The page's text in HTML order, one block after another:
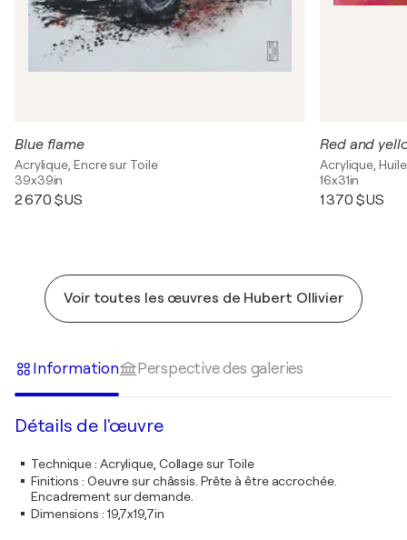
Blue flame
Acrylique, Encre sur Toile
39x39in
2 670 $US
Red and
Acrylique,
16x31in
1 370 $US
Voir toutes les œuvres de Hubert Ollivier
Information Perspective des galeries
Détails de l'œuvre
Technique: Acrylique, Collage sur Toile
Finitions : Oeuvre sur châssis. Prête à être accrochée.
Encadrement sur demande.
Dimensions : 19,7x19,7in